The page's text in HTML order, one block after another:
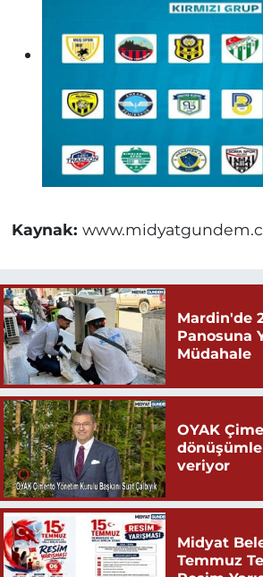
Kaynak:
Mardin'de
Panosuna
Müdahale
OYAK
veriyor
Midyat
Temmuz